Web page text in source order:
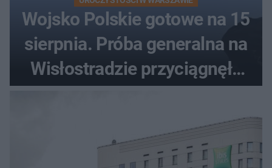
Wojsko Polskie gotowe na 15
sierpnia. Próba generalna na
Wisłostradzie przyciągnęła